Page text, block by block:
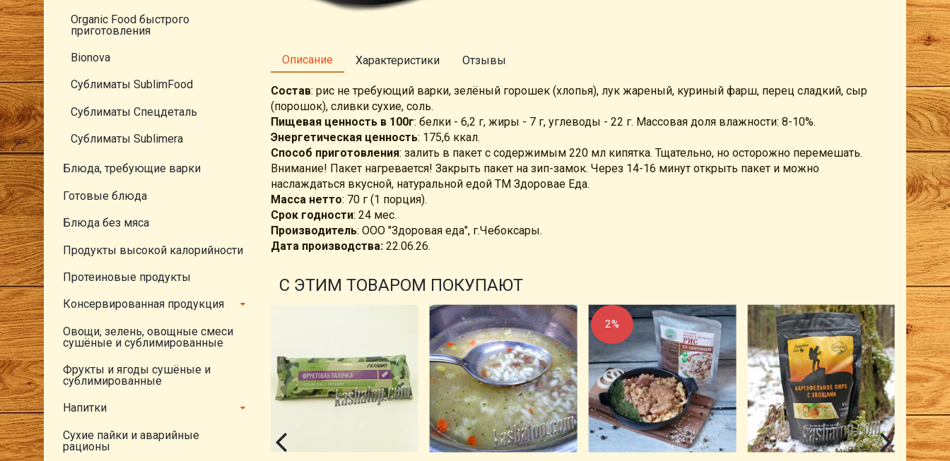
Описание
Состав: рис не требующий варки, зелёный горошек (хлопья), лук жареный, куриный фарш, перец сладкий, сыр
(порошок), сливки сухие, соль.
Пищевая ценность в 100г: белки - 6,2 г, жиры - 7 г, углеводы - 22 г. Массовая доля влажности: 8-10%.
Энергетическая ценность: 175,6 ккал.
Способ приготовления: залить в пакет с содержимым 220 мл кипятка. Тщательно, но осторожно перемешать.
Внимание! Пакет нагревается! Закрыть пакет на зип-замок. Через 14-16 минут открыть пакет и можно
наслаждаться вкусной, натуральной едой ТМ Здоровае Еда.
Масса нетто: 70 г (1 порция).
Срок годности: 24 мес.
Производитель: ООО "Здоровая еда", г.Чебоксары.
Дата производства: 22.06.26.
Характеристики Отзывы
С ЭТИМ ТОВАРОМ ПОКУПАЮТ
2%
Organic Food быстрого
приготовления
Bionova
Сублиматы SublimFood
Сублиматы Спецдеталь
Сублиматы Sublimera
Блюда, требующие варки
Готовые блюда
Блюда без мяса
Продукты высокой калорийности
Протеиновые продукты
Консервированная продукция
Овощи, зелень, овощные смеси
сушёные и сублимированные
Фрукты и ягоды сушёные и
сублимированные
Напитки
Сухие пайки и аварийные
рационы